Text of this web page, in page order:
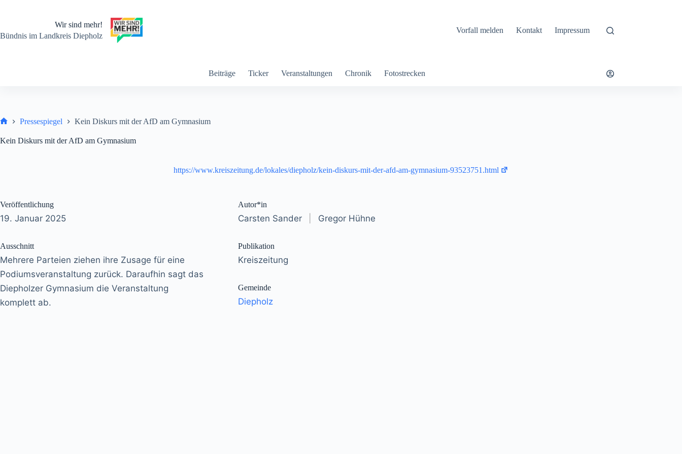
Wir sind mehr!
Bündnis im Landkreis Diepholz
Vorfall melden Kontakt Impressum
Beiträge Ticker Veranstaltungen Chronik Fotostrecken
Pressespiegel Kein Diskurs mit der AfD am Gymnasium
Kein Diskurs mit der AfD am Gymnasium
https://www.kreiszeitung.de/lokales/diepholz/kein-diskurs-mit-der-afd-am-gymnasium-93523751.html
Veröffentlichung
19. Januar 2025
Ausschnitt
Mehrere Parteien ziehen ihre Zusage für eine
Podiumsveranstaltung zurück. Daraufhin sagt das
Diepholzer Gymnasium die Veranstaltung
komplett ab.
Autor*in
Carsten Sander Gregor Hühne
Publikation
Kreiszeitung
Gemeinde
Diepholz